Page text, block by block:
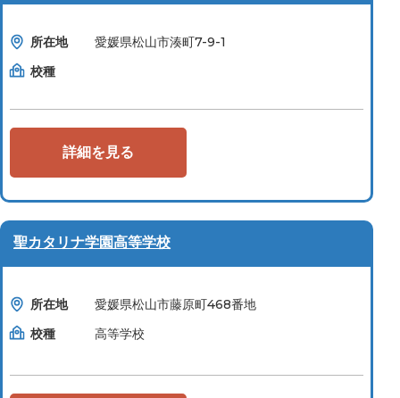
所在地
愛媛県松山市湊町7-9-1
校種
詳細を見る
聖カタリナ学園高等学校
所在地
愛媛県松山市藤原町468番地
校種
高等学校